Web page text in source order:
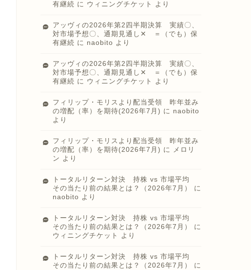
有継続 に ウィニングチケット より
アッヴィの2026年第2四半期決算 実績〇、
対市場予想〇、通期見通し✕ ＝（でも）保
有継続 に naobito より
アッヴィの2026年第2四半期決算 実績〇、
対市場予想〇、通期見通し✕ ＝（でも）保
有継続 に ウィニングチケット より
フィリップ・モリスより配当受領 昨年並み
の増配（率）を期待(2026年7月) に naobito
より
フィリップ・モリスより配当受領 昨年並み
の増配（率）を期待(2026年7月) に メロリ
ン より
トータルリターン対決 持株 vs 市場平均
その当たり前の結果とは？（2026年7月）
に
naobito より
トータルリターン対決 持株 vs 市場平均
その当たり前の結果とは？（2026年7月）
に
ウィニングチケット
より
トータルリターン対決 持株 vs 市場平均
その当たり前の結果とは？（2026年7月）
に